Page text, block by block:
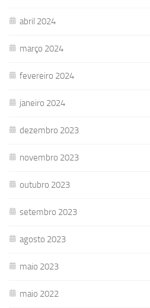
abril 2024
março 2024
fevereiro 2024
janeiro 2024
dezembro 2023
novembro 2023
outubro 2023
setembro 2023
agosto 2023
maio 2023
maio 2022